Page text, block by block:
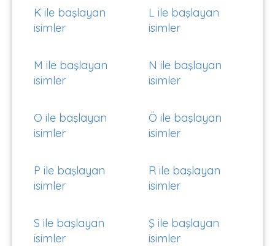
K ile başlayan
isimler
L ile başlayan
isimler
M ile başlayan
isimler
N ile başlayan
isimler
O ile başlayan
isimler
Ö ile başlayan
isimler
P ile başlayan
isimler
R ile başlayan
isimler
S ile başlayan
isimler
Ş ile başlayan
isimler